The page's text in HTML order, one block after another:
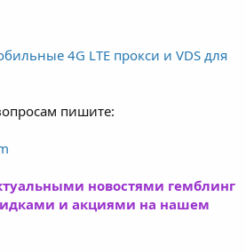
4G LTE прокси и VDS для
пишите:
новостями гемблинг
и акциями на нашем